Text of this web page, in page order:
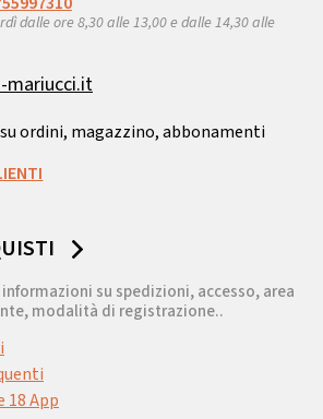
dalle ore 8,30 alle 13,00 e dalle 14,30 alle
mariucci.it
ordini, magazzino, abbonamenti
su spedizioni, accesso, area
modalità di registrazione..
18 App